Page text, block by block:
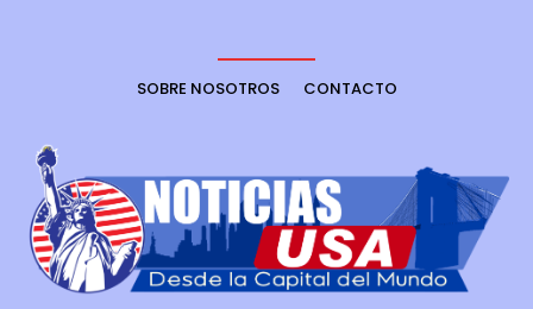
SOBRE NOSOTROS CONTACTO